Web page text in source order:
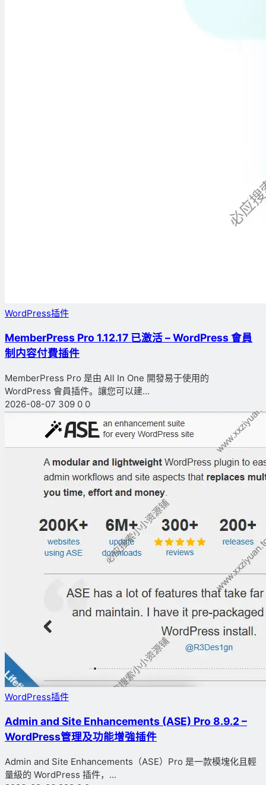
WordPress插件
MemberPress Pro 1.12.17 已激活 – WordPress 會員
制内容付費插件
MemberPress Pro 是由 All In One 開發易于使用的
WordPress 會員插件。讓您可以建...
2026-08-07 309 0 0
WordPress插件
Admin and Site Enhancements (ASE) Pro 8.9.2 –
WordPress管理及功能增強插件
Admin and Site Enhancements（ASE）Pro 是一款模塊化且輕
量級的 WordPress 插件，...